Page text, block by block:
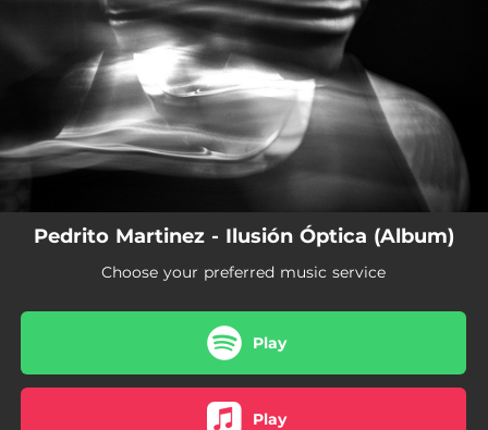
Panamá Quererte
Yo Vivo Enamorao
Carga Pesada
Ayuda
04:22
El Jicamo Me Hablo
Pedrito Martinez - Ilusión Óptica (Album)
Choose your preferred music service
Play
Play